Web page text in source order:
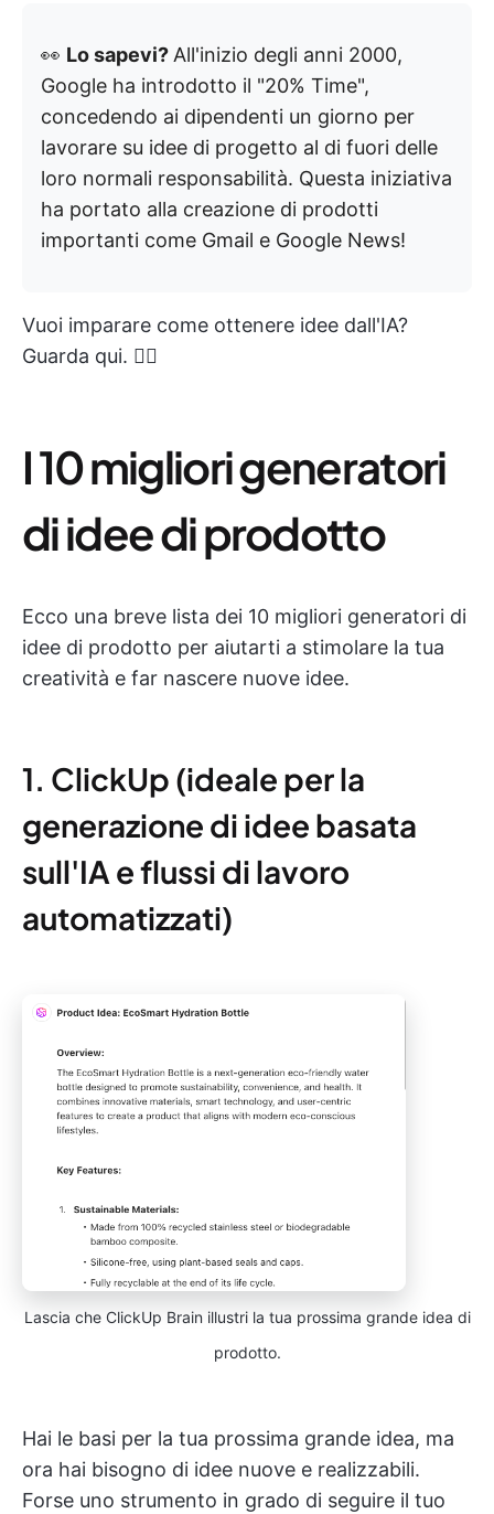
👀 Lo sapevi? All'inizio degli anni 2000,
Google ha introdotto il "20% Time",
concedendo ai dipendenti un giorno per
lavorare su idee di progetto al di fuori delle
loro normali responsabilità. Questa iniziativa
ha portato alla creazione di prodotti
importanti come Gmail e Google News!
Vuoi imparare come ottenere idee dall'IA?
Guarda qui. 👇🏼
I 10 migliori generatori
di idee di prodotto
Ecco una breve lista dei 10 migliori generatori di
idee di prodotto per aiutarti a stimolare la tua
creatività e far nascere nuove idee.
1. ClickUp (ideale per la
generazione di idee basata
sull'IA e flussi di lavoro
automatizzati)
Lascia che ClickUp Brain illustri la tua prossima grande idea di
prodotto.
Hai le basi per la tua prossima grande idea, ma
ora hai bisogno di idee nuove e realizzabili.
Forse uno strumento in grado di seguire il tuo